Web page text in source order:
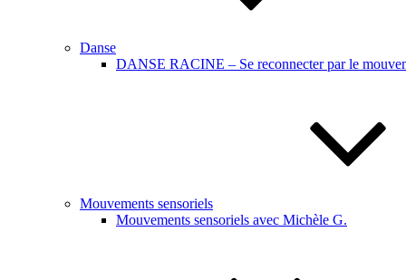
Danse
DANSE RACINE – Se reconnecter par le
Mouvements sensoriels
Mouvements sensoriels avec Michèle G.